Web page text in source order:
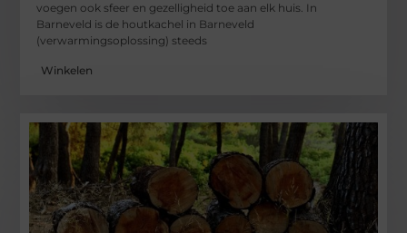
voegen ook sfeer en gezelligheid toe aan elk huis. In
Barneveld is de houtkachel in Barneveld
(verwarmingsoplossing) steeds
Winkelen